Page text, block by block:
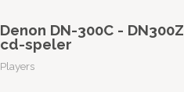
Denon DN-300C - DN300Z
cd-speler
Players